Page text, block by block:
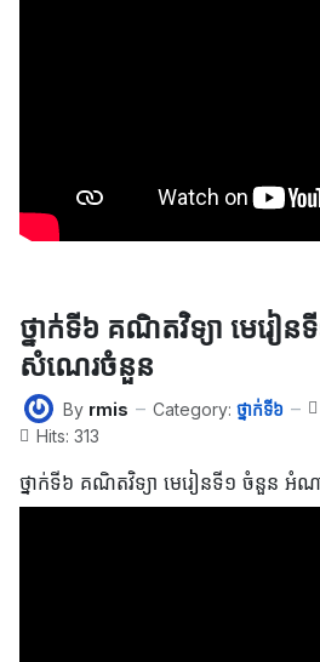
ថ្នាក់ទី៦ គណិតវិទ្យា មេរ
សំណេរចំនួន
By rmis Category: ថ្នាក់ទី៦
Hits: 313
ថ្នាក់ទី៦ គណិតវិទ្យា មេរៀនទី១ ចំនួន